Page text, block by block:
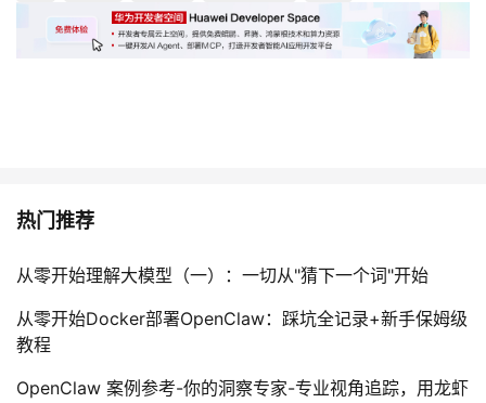
热门推荐
从零开始理解大模型（一）：一切从"猜下一个词"开始
从零开始Docker部署OpenClaw：踩坑全记录+新手保姆级
教程
OpenClaw 案例参考-你的洞察专家-专业视角追踪，用龙虾